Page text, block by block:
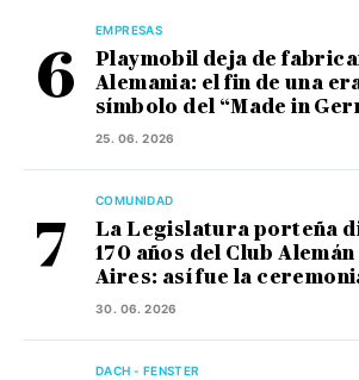
EMPRESAS
Playmobil deja de
Alemania: el fin de una
símbolo del “Made in
25. 06. 2026
COMUNIDAD
La Legislatura porteña
170 años del Club
Aires: así fue la
30. 06. 2026
DACH - FENSTER